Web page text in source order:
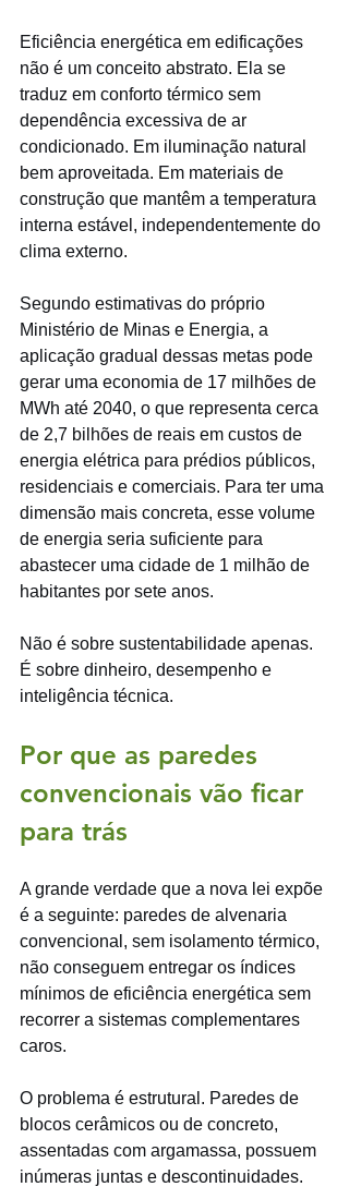
Eficiência energética em edificações
não é um conceito abstrato. Ela se
traduz em conforto térmico sem
dependência excessiva de ar
condicionado. Em iluminação natural
bem aproveitada. Em materiais de
construção que mantêm a temperatura
interna estável, independentemente do
clima externo.
Segundo estimativas do próprio
Ministério de Minas e Energia, a
aplicação gradual dessas metas pode
gerar uma economia de 17 milhões de
MWh até 2040, o que representa cerca
de 2,7 bilhões de reais em custos de
energia elétrica para prédios públicos,
residenciais e comerciais. Para ter uma
dimensão mais concreta, esse volume
de energia seria suficiente para
abastecer uma cidade de 1 milhão de
habitantes por sete anos.
Não é sobre sustentabilidade apenas.
É sobre dinheiro, desempenho e
inteligência técnica.
Por que as paredes
convencionais vão ficar
para trás
A grande verdade que a nova lei expõe
é a seguinte: paredes de alvenaria
convencional, sem isolamento térmico,
não conseguem entregar os índices
mínimos de eficiência energética sem
recorrer a sistemas complementares
caros.
O problema é estrutural. Paredes de
blocos cerâmicos ou de concreto,
assentadas com argamassa, possuem
inúmeras juntas e descontinuidades.